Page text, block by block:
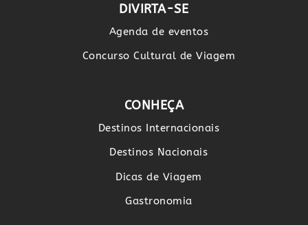
DIVIRTA-SE
Agenda de eventos
Concurso Cultural de Viagem
CONHEÇA
Destinos Internacionais
Destinos Nacionais
Dicas de Viagem
Gastronomia